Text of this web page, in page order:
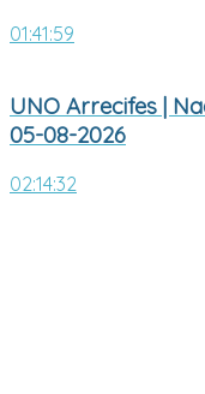
01:41:59
UNO Arrecifes |
05-08-2026
02:14:32